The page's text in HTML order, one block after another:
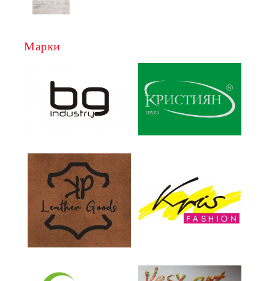
Марки